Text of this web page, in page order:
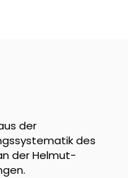
der
des
der Helmut-